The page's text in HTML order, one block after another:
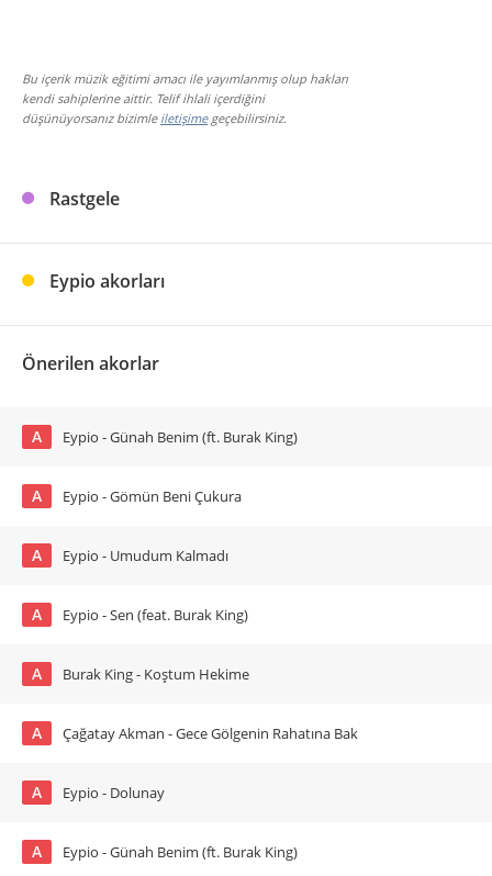
Bu içerik müzik eğitimi amacı ile yayımlanmış olup hakları
kendi sahiplerine aittir. Telif ihlali içerdiğini
düşünüyorsanız bizimle iletişimegeçebilirsiniz.
Rastgele
Eypio akorları
Önerilen akorlar
A Eypio - Günah Benim (ft. Burak King)
A Eypio - Gömün Beni Çukura
A Eypio - Umudum Kalmadı
A Eypio - Sen (feat. Burak King)
A Burak King - Koştum Hekime
A Çağatay Akman - Gece Gölgenin Rahatına Bak
A Eypio - Dolunay
A Eypio - Günah Benim (ft. Burak King)